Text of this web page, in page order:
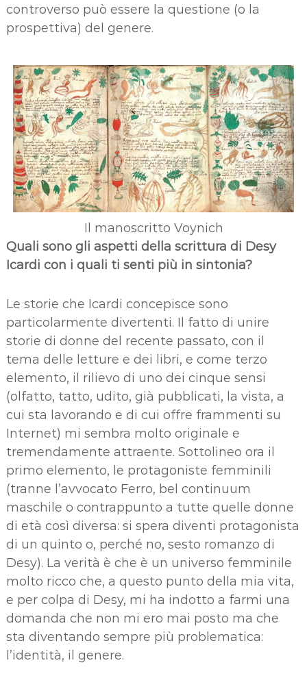
controverso può essere la questione (o la
prospettiva) del genere.
Il manoscritto Voynich
Quali sono gli aspetti della scrittura di Desy
Icardi con i quali ti senti più in sintonia?
Le storie che Icardi concepisce sono
particolarmente divertenti. Il fatto di unire
storie di donne del recente passato, con il
tema delle letture e dei libri, e come terzo
elemento, il rilievo di uno dei cinque sensi
(olfatto, tatto, udito, già pubblicati, la vista, a
cui sta lavorando e di cui offre frammenti su
Internet) mi sembra molto originale e
tremendamente attraente. Sottolineo ora il
primo elemento, le protagoniste femminili
(tranne l’avvocato Ferro, bel continuum
maschile o contrappunto a tutte quelle donne
di età così diversa: si spera diventi protagonista
di un quinto o, perché no, sesto romanzo di
Desy). La verità è che è un universo femminile
molto ricco che, a questo punto della mia vita,
e per colpa di Desy, mi ha indotto a farmi una
domanda che non mi ero mai posto ma che
sta diventando sempre più problematica:
l’identità, il genere.